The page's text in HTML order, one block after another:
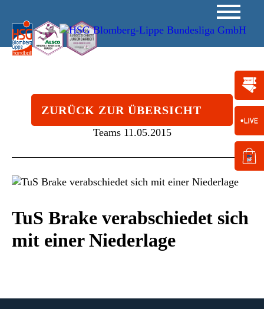
ZURÜCK ZUR ÜBERSICHT
Teams 11.05.2015
TuS Brake verabschiedet sich
mit einer Niederlage